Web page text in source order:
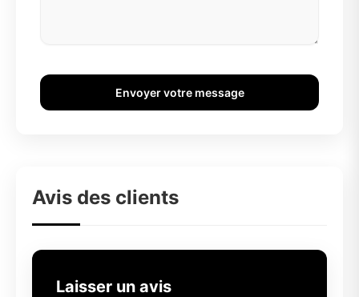
Envoyer votre message
Avis des clients
Laisser un avis